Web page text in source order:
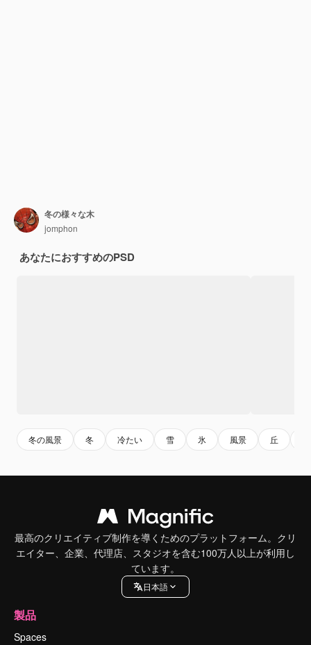
冬の様々な木
jomphon
あなたにおすすめのPSD
冬の風景 冬 冷たい 雪 氷 風景 丘
最高のクリエイティブ制作を導くためのプラットフォーム。クリ
エイター、企業、代理店、スタジオを含む100万人以上が利用し
ています。
日本語
製品
Spaces